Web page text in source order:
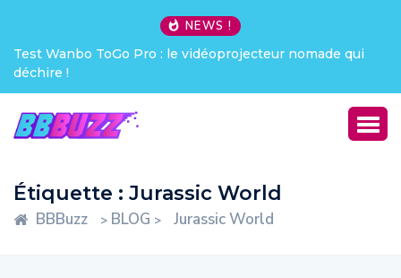
NEWS !
qui
Creative Pebble X : j’ai été choqué !
Étiquette : Jurassic World
BBBuzz > BLOG > Jurassic World